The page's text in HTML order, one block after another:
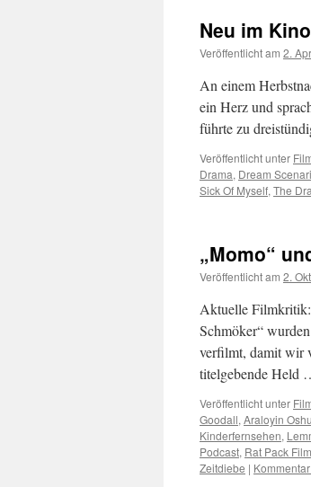
Neu im
Veröffentlicht am 2.
An einem
ein Herz und
führte zu
Veröffentlicht unter
Drama, Dream
Sick Of Myself, The
„Momo“
Veröffentlicht am 2.
Aktuelle
Schmöker“
verfilmt, damit wir
titelgebende Held
Veröffentlicht unter
Goodall, Araloyin
Kinderfernsehen,
Podcast, Rat Pack
Zeitdiebe |